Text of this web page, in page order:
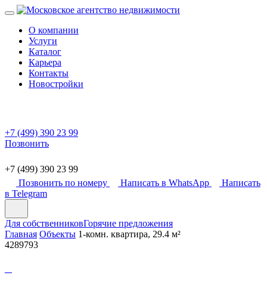
О компании
Услуги
Каталог
Карьера
Контакты
Новостройки
+7 (499) 390 23 99
Позвонить
+7 (499) 390 23 99
Позвонить по номеру
Написать в WhatsApp
Написать
в Telegram
Для собственниковГорячие предложения
Главная Объекты 1-комн. квартира, 29.4 м²
4289793